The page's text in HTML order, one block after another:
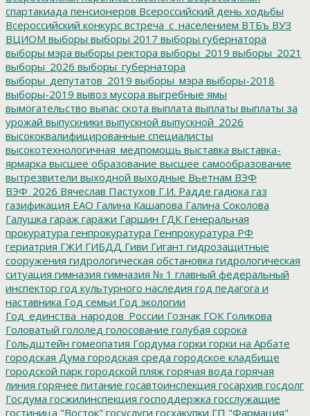
спартакиада пенсионеров Всероссийский день ходьбы
Всероссийский конкурс встреча_с_населением ВТБъ ВУЗ
ВЦИОМ выборы выборы 2017 выборы губернатора
выборы мэра выборы ректора выборы_2019 выборы_2021
выборы_2026 выборы_губернатора
выборы_депутатов_2019 выборы_мэра выборы-2018
выборы-2019 вывоз мусора выгребные ямы
вымогательство выпас скота выплата выплаты выплаты за
урожай выпускники выпускной выпускной_2026
высококвалифицированные специалисты
высокотехнологичная_медпомощь выставка выставка-
ярмарка высшее образование высшее самообразование
вытрезвители выходной выходные Вьетнам ВЭФ
ВЭФ_2026 Вячеслав Пастухов Г.И. Радде гадюка газ
газификация ЕАО Галина Кашапова Галина Соколова
Галушка гараж гаражи Гаршин ГДК Генеральная
прокуратура генпрокуратура Генпрокуратура РФ
гериатрия ГЖИ ГИБДД Гиви Гигант гидрозащитные
сооружения гидрологическая обстановка гидрологическая
ситуация гимназия гимназия № 1 главный федеральный
инспектор год культурного наследия год педагога и
наставника Год семьи Год экологии
Год_единства_народов_России Гознак ГОК Голикова
Головатый гололед голосование голубая сорока
Гольдштейн гомеопатия Гордума горки горки на Арбате
городская Дума городская среда городское кладбище
городской парк городской пляж горячая вода горячая
линия горячее питание госавтоинспекция госархив госдолг
Госдума госжилинспекция господдержка госслужащие
гостиница "Восток" госуслуги госхакупки ГП "Фармация"